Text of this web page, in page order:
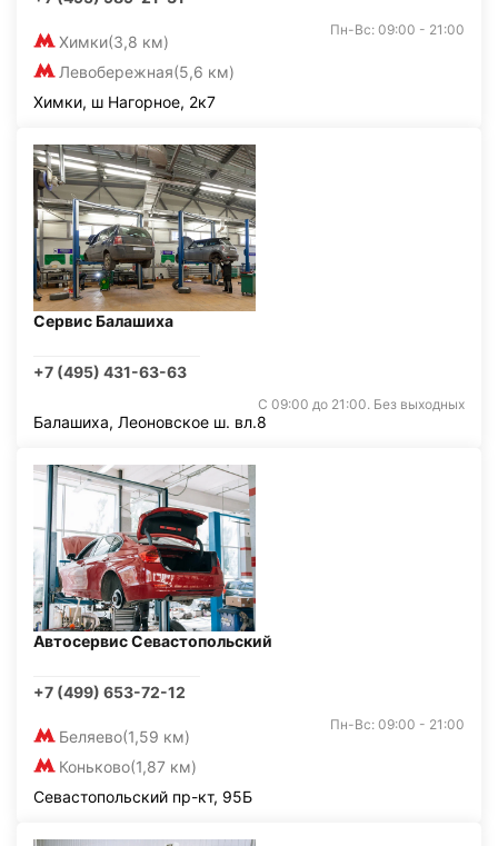
Химки(3,8 км)
Левобережная(5,6 км)
Пн-Вс: 09:00 - 21:00
Химки, ш Нагорное, 2к7
Сервис Балашиха
+7 (495) 431-63-63
С 09:00 до 21:00. Без выходных
Балашиха, Леоновское ш. вл.8
Автосервис Севастопольский
+7 (499) 653-72-12
Беляево(1,59 км)
Коньково(1,87 км)
Пн-Вс: 09:00 - 21:00
Севастопольский пр-кт, 95Б